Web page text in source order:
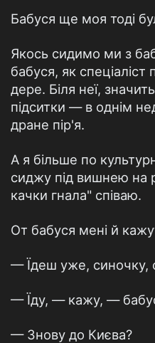
Бабуся ще моя тоді
Якось сидимо ми з
бабуся, як спеціаліст
дере. Біля неї,
підситки — в однім
дране пір'я.
А я більше по
сиджу під вишнею на
качки гнала" співаю.
От бабуся мені й
— Їдеш уже, синочку,
— Їду, — кажу, —
— Знову до Києва?